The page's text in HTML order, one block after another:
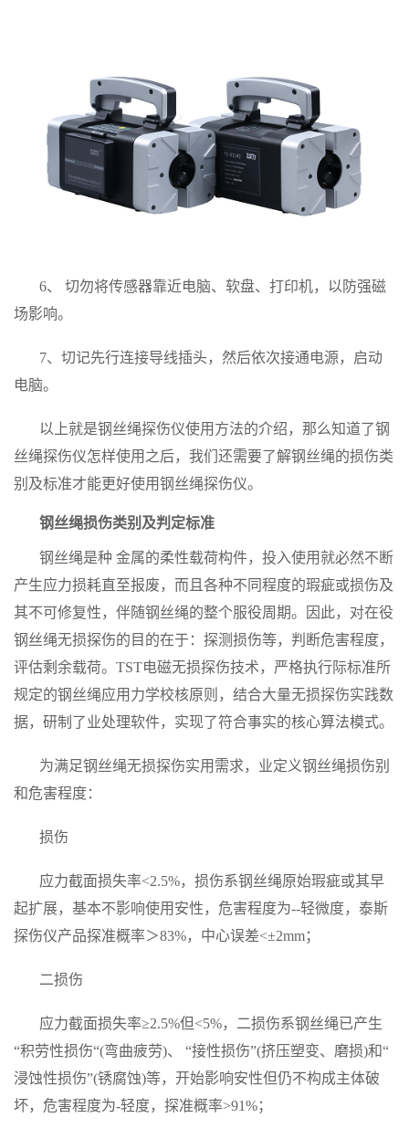
6、 切勿将传感器靠近电脑、软盘、打印机，以防强磁
场影响。
7、切记先行连接导线插头，然后依次接通电源，启动
电脑。
以上就是钢丝绳探伤仪使用方法的介绍，那么知道了钢
丝绳探伤仪怎样使用之后，我们还需要了解钢丝绳的损伤类
别及标准才能更好使用钢丝绳探伤仪。
钢丝绳损伤类别及判定标准
钢丝绳是种 金属的柔性载荷构件，投入使用就必然不断
产生应力损耗直至报废，而且各种不同程度的瑕疵或损伤及
其不可修复性，伴随钢丝绳的整个服役周期。因此，对在役
钢丝绳无损探伤的目的在于：探测损伤等，判断危害程度，
评估剩余载荷。 TST电磁无损探伤技术，严格执行际标准所
规定的钢丝绳应用力学校核原则，结合大量无损探伤实践数
据，研制了业处理软件，实现了符合事实的核心算法模式。
为满足钢丝绳无损探伤实用需求，业定义钢丝绳损伤别
和危害程度：
损伤
应力截面损失率<2.5%，损伤系钢丝绳原始瑕疵或其早
起扩展，基本不影响使用安性，危害程度为--轻微度，泰斯
探伤仪产品探准概率＞83%，中心误差<±2mm；
二损伤
应力截面损失率≥2.5%但<5%，二损伤系钢丝绳已产生
“积劳性损伤“(弯曲疲劳)、 “接性损伤”(挤压塑变、磨损)和“
浸蚀性损伤”(锈腐蚀)等，开始影响安性但仍不构成主体破
坏，危害程度为-轻度，探准概率>91%；